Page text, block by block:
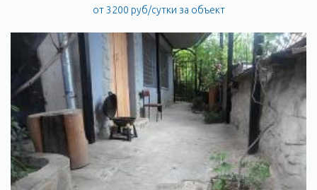
от 3200 руб/сутки за объект